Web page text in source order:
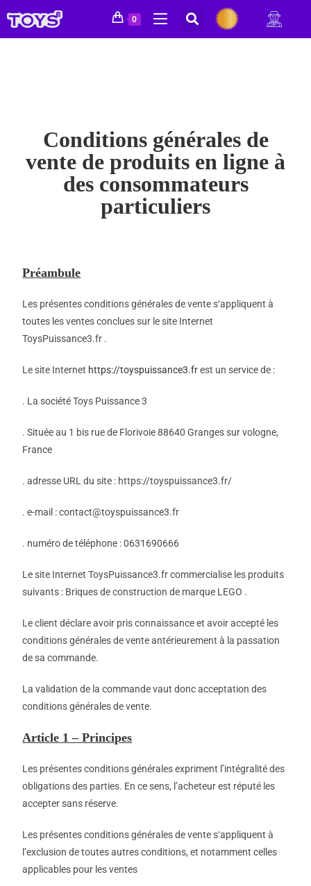
0
Conditions générales de
vente de produits en ligne à
des consommateurs
particuliers
Préambule
Les présentes conditions générales de vente s‘appliquent à
toutes les ventes conclues sur le site Internet
ToysPuissance3.fr .
Le site Internet https://toyspuissance3.frest un service de :
. La société Toys Puissance 3
. Située au 1 bis rue de Florivoie 88640 Granges sur vologne,
France
. adresse URL du site : https://toyspuissance3.fr/
. e-mail : contact@toyspuissance3.fr
. numéro de téléphone : 0631690666
Le site Internet ToysPuissance3.fr commercialise les produits
suivants : Briques de construction de marque LEGO .
Le client déclare avoir pris connaissance et avoir accepté les
conditions générales de vente antérieurement à la passation
de sa commande.
La validation de la commande vaut donc acceptation des
conditions générales de vente.
Article 1 – Principes
Les présentes conditions générales expriment l’intégralité des
obligations des parties. En ce sens, l’acheteur est réputé les
accepter sans réserve.
Les présentes conditions générales de vente s‘appliquent à
l’exclusion de toutes autres conditions, et notamment celles
applicables pour les ventes